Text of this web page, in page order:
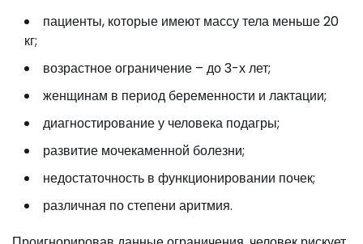
пациенты, которые имеют массу тела меньше 20
кг;
возрастное ограничение – до 3-х лет;
женщинам в период беременности и лактации;
диагностирование у человека подагры;
развитие мочекаменной болезни;
недостаточность в функционировании почек;
различная по степени аритмия.